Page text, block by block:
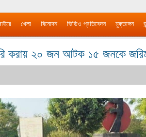
খেলা বিনোদন ভিডিও প্রতিবেদন মুক্তাঙ্গন
করায় ২০ জন আটক ১৫ জনকে